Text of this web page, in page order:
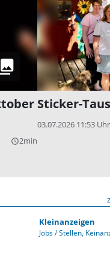
query_builder2min
Sticker-
03.07.2026 11:53 Uhr
Kleinanzeigen
Jobs / Stellen